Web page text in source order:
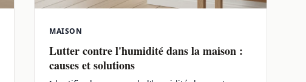
MAISON
Lutter contre l'humidité dans la maison :
causes et solutions